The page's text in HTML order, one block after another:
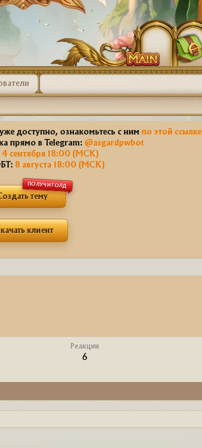
доступно, ознакомьтесь с ним по этой ссылке
прямо в Telegram: @asgardpwbot
4 сентября 18:00 (МСК)
8 августа 18:00 (МСК)
тему
ПОЛУЧИ ГОЛД
клиент
Реакции
6